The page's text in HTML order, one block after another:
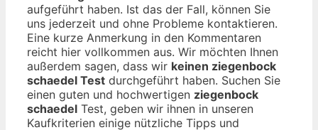
aufgeführt haben. Ist das der Fall, können Sie
uns jederzeit und ohne Probleme kontaktieren.
Eine kurze Anmerkung in den Kommentaren
reicht hier vollkommen aus. Wir möchten Ihnen
außerdem sagen, dass wir keinen ziegenbock
schaedel Test durchgeführt haben. Suchen Sie
einen guten und hochwertigen ziegenbock
schaedel Test, geben wir ihnen in unseren
Kaufkriterien einige nützliche Tipps und